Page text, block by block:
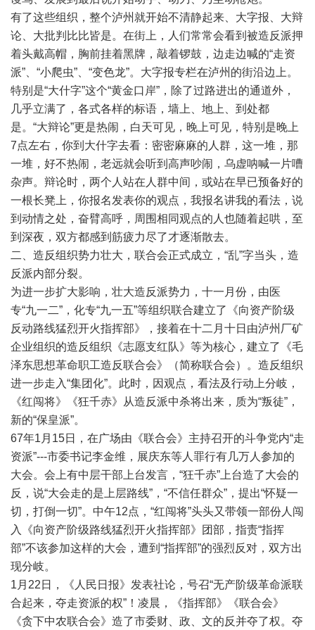
有了这些组织，整个泸州就开始不清静起来、大字报、大辩
论、大批判比比皆是。在街上，人们常常会看到被造反派押
着头戴高帽，胸前挂着黑牌，敲着锣鼓，边走边喊的“走资
派”、“小爬虫”、“变色龙”。大字报专栏在泸州的街沿边上。
特别是“大什字”这个“黄金口岸”，除了过路进出的通道外，
几乎立满了，各式各样的标语，墙上、地上、到处都
是。“大辩论”更是热闹，白天可见，晚上可见，特别是晚上
7点左右，你到大什字去看：密密麻麻的人群，这一堆，那
一堆，好不热闹，老远就会听到高声吵闹，乌虚呐喊一片嘈
杂声。辩论时，两个人站在人群中间，或站在早已预备好的
一根长凳上，你报名发表你的观点，我报名讲我的看法，说
到动情之处，奋臂高呼，周围相同观点的人也随着起哄，至
到深夜，双方都感到筋疲力尽了才逐渐散去。
二、造反组织势力壮大，联合会正式成立，“乱”字当头，造
反派内部分裂。
为进一步扩大影响，壮大造反派势力，十一月份，由医
专“九一二”，化专“九一五”等组织联合建立了《向资产阶级
反动路线猛烈开火指挥部》，接着在十二月十日由泸州厂矿
企业组织的造反组织《志愿支红队》等为核心，建立了《毛
泽东思想革命职工造反联合会》（简称联合会）。造反组织
进一步走入“集团化”。此时，因观点，看法及行动上分岐，
《红闯将》《狂千赤》从造反派中杀将出来，质为“叛徒”，
新的“保皇派”。
67年1月15日，在广场由《联合会》主持召开的斗争党内“走
资派”---市委书记李金维，展庆东等人罪行有几万人参加的
大会。会上有中层干部上台发言，“狂千赤”上台造了大会的
反，说“大会走的是上层路线”，“不信任群众”，提出“怀疑一
切，打倒一切”。中午12点，“红闯将”头头又带领一部份人闯
入《向资产阶级路线猛烈开火指挥部》团部，指责“指挥
部”不该参加这样的大会，遭到“指挥部”的强烈反对，双方出
现分岐。
1月22日，《人民日报》发表社论，号召“无产阶级革命派联
合起来，夺走资派的权”！凌晨，《指挥部》《联合会》
《贪下中农联合会》造了市委财、政、文的反并夺了权。夺